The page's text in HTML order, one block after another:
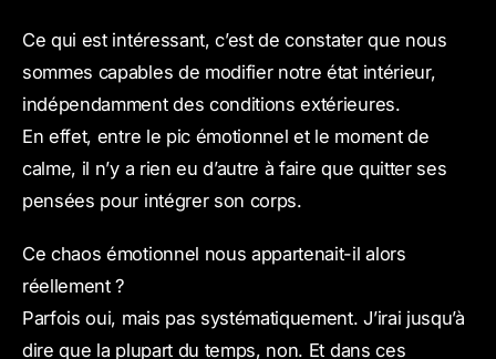
Ce qui est intéressant, c’est de constater que nous
sommes capables de modifier notre état intérieur,
indépendamment des conditions extérieures.
En effet, entre le pic émotionnel et le moment de
calme, il n’y a rien eu d’autre à faire que quitter ses
pensées pour intégrer son corps.
Ce chaos émotionnel nous appartenait-il alors
réellement ?
Parfois oui, mais pas systématiquement. J’irai jusqu’à
dire que la plupart du temps, non. Et dans ces